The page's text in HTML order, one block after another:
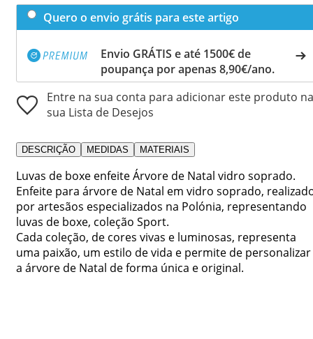
Quero o envio grátis para este artigo
Envio GRÁTIS e até 1500€ de
poupança por apenas 8,90€/ano.
Entre na sua conta para adicionar este produto na
sua Lista de Desejos
DESCRIÇÃO MEDIDAS MATERIAIS
Luvas de boxe enfeite Árvore de Natal vidro soprado.
Enfeite para árvore de Natal em vidro soprado,
por artesãos especializados na Polónia, representando
luvas de boxe, coleção Sport.
Cada coleção, de cores vivas e luminosas, representa
uma paixão, um estilo de vida e permite de personalizar
a árvore de Natal de forma única e original.